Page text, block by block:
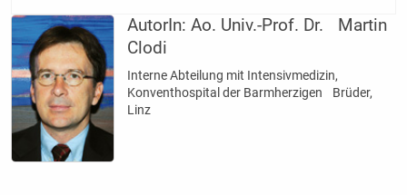
AutorIn:Ao. Univ.-Prof. Dr. Martin
Clodi
Interne Abteilung mit Intensivmedizin,
Konventhospital der Barmherzigen Brüder,
Linz